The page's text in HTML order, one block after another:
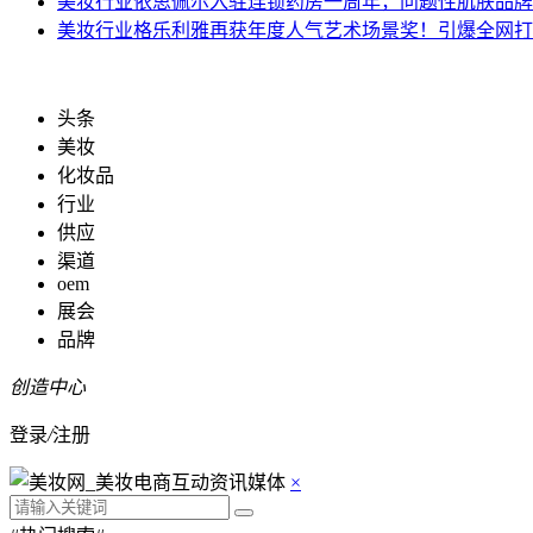
美妆行业格乐利雅再获年度人气艺术场景奖！引爆全网
头条
美妆
化妆品
行业
供应
渠道
oem
展会
品牌
创造中心
登录/注册
×